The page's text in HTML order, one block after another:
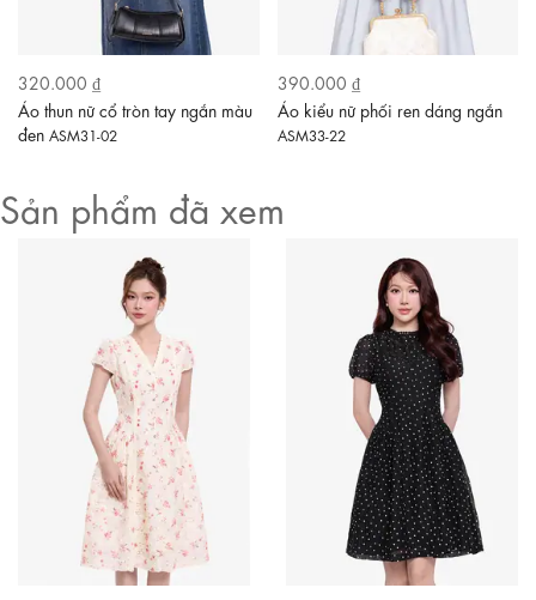
320.000 ₫
Áo thun nữ cổ tròn tay ngắn màu
đen ASM31-02
390.000 ₫
Áo kiểu nữ phối ren dáng ngắn
ASM33-22
Sản phẩm đã xem